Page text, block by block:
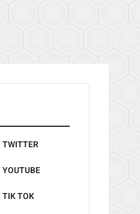
TWITTER
YOUTUBE
TIK TOK